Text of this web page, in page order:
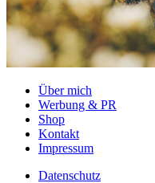
Über mich
Werbung & PR
Shop
Kontakt
Impressum
Datenschutz